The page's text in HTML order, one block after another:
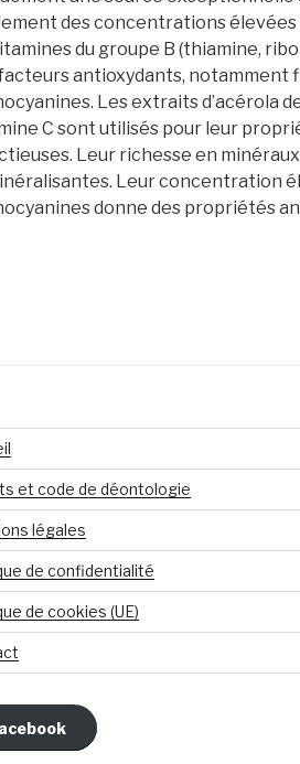
des concentrations élevées
du groupe B (thiamine,
antioxydants, notamment
Les extraits d’acérola
C sont utilisés pour leur
Leur richesse en
Leur concentration
donne des propriétés
et code de déontologie
légales
de confidentialité
de cookies (UE)